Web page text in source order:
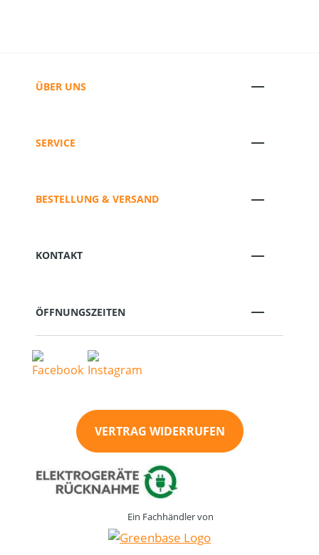
ÜBER UNS
SERVICE
BESTELLUNG & VERSAND
KONTAKT
ÖFFNUNGSZEITEN
VERTRAG WIDERRUFEN
Ein Fachhändler von